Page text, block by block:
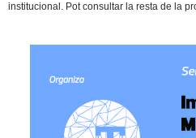
institucional. Pot consultar la resta de la